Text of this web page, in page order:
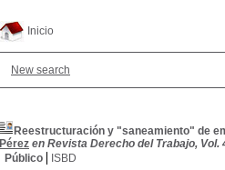
Inicio
New search
Reestructuración y "saneamiento" de
Pérez en Revista Derecho del Trabajo, Vol.
Público
ISBD